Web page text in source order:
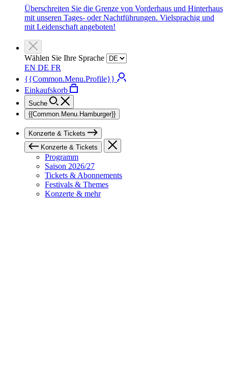
Überschreiten Sie die Grenze von Vorderhaus und Hinterhaus
mit unseren Tages- oder Nachtführungen. Vielsprachig und
mit Leidenschaft angeboten!
Wählen Sie Ihre Sprache
EN DE FR
{{Common.Menu.Profile}}
Einkaufskorb
Suche
{{Common.Menu.Hamburger}}
Konzerte & Tickets
Konzerte & Tickets
Programm
Saison 2026/27
Tickets & Abonnements
Festivals & Themes
Konzerte & mehr